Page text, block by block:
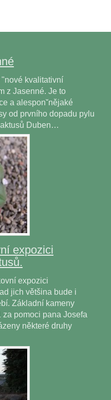
kvalitativní
z Jasenné. Je to
a alesponˇnějaké
od prvního dopadu pylu
Duben…
expozici
expozici
jich většina bude i
Základní kameny
pomoci pana Josefa
některé druhy